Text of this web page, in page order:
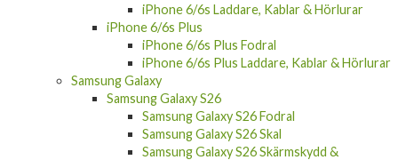
iPhone 6/6s Laddare, Kablar & Hörlurar
iPhone 6/6s Plus
iPhone 6/6s Plus Fodral
iPhone 6/6s Plus Laddare, Kablar & Hörlurar
Samsung Galaxy
Samsung Galaxy S26
Samsung Galaxy S26 Fodral
Samsung Galaxy S26 Skal
Samsung Galaxy S26 Skärmskydd &